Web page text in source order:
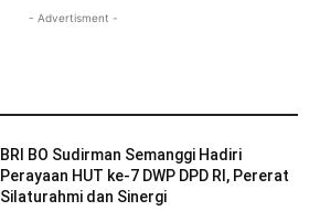
- Advertisment -
BRI BO Sudirman Semanggi Hadiri
Perayaan HUT ke-7 DWP DPD RI, Pererat
Silaturahmi dan Sinergi